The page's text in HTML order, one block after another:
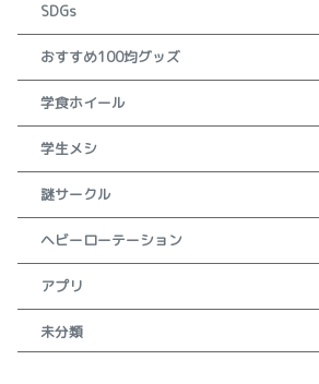
SDGs
おすすめ100均グッズ
学食ホイール
学生メシ
謎サークル
ヘビーローテーション
アプリ
未分類